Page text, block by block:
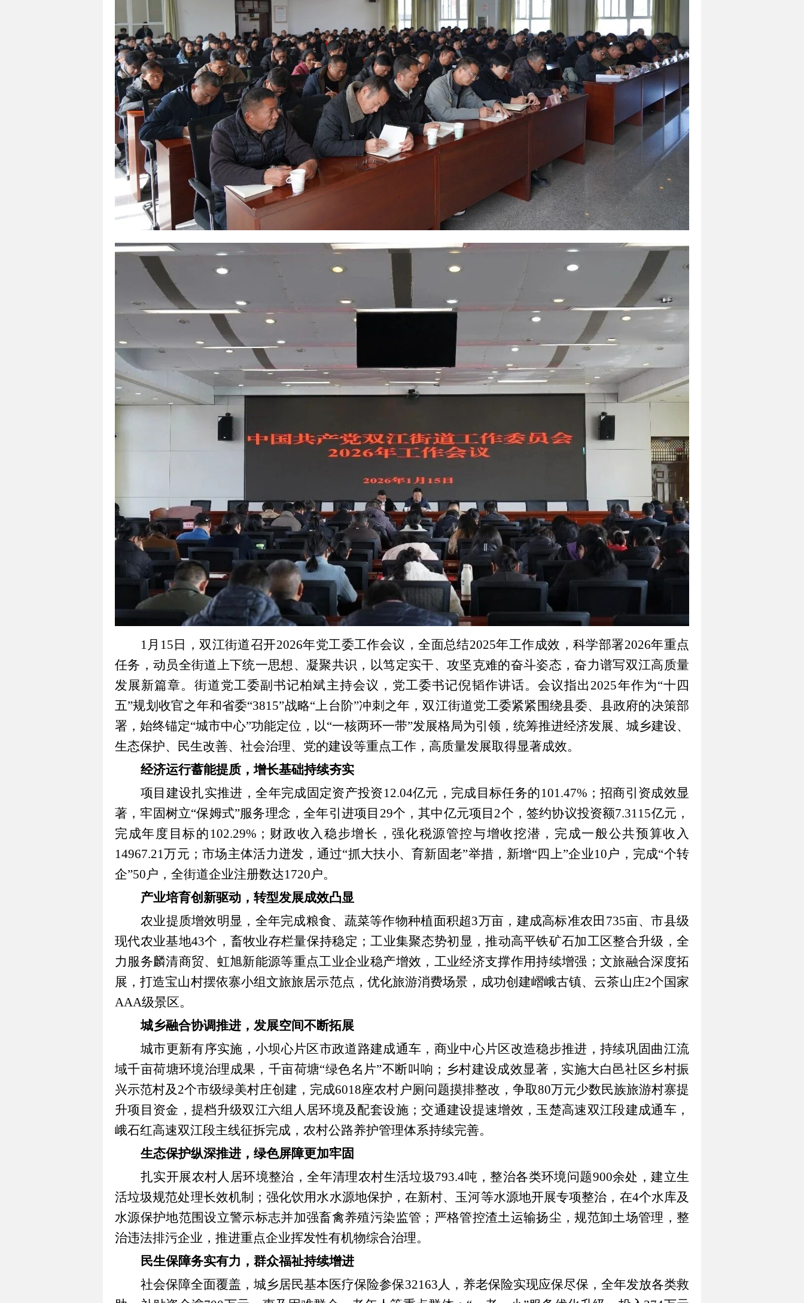
1月15日，双江街道召开2026年党工委工作会议，全面总结2025年工作成效，科学部署2026年重点
任务，动员全街道上下统一思想、凝聚共识，以笃定实干、攻坚克难的奋斗姿态，奋力谱写双江高质量
发展新篇章。街道党工委副书记柏斌主持会议，党工委书记倪韬作讲话。会议指出2025年作为“十四
五”规划收官之年和省委“3815”战略“上台阶”冲刺之年，双江街道党工委紧紧围绕县委、县政府的决策部
署，始终锚定“城市中心”功能定位，以“一核两环一带”发展格局为引领，统筹推进经济发展、城乡建设、
生态保护、民生改善、社会治理、党的建设等重点工作，高质量发展取得显著成效。
经济运行蓄能提质，增长基础持续夯实
项目建设扎实推进，全年完成固定资产投资12.04亿元，完成目标任务的101.47%；招商引资成效显
著，牢固树立“保姆式”服务理念，全年引进项目29个，其中亿元项目2个，签约协议投资额7.3115亿元，
完成年度目标的102.29%；财政收入稳步增长，强化税源管控与增收挖潜，完成一般公共预算收入
14967.21万元；市场主体活力迸发，通过“抓大扶小、育新固老”举措，新增“四上”企业10户，完成“个转
企”50户，全街道企业注册数达1720户。
产业培育创新驱动，转型发展成效凸显
农业提质增效明显，全年完成粮食、蔬菜等作物种植面积超3万亩，建成高标准农田735亩、市县级
现代农业基地43个，畜牧业存栏量保持稳定；工业集聚态势初显，推动高平铁矿石加工区整合升级，全
力服务麟清商贸、虹旭新能源等重点工业企业稳产增效，工业经济支撑作用持续增强；文旅融合深度拓
展，打造宝山村摆依寨小组文旅旅居示范点，优化旅游消费场景，成功创建嶍峨古镇、云茶山庄2个国家
AAA级景区。
城乡融合协调推进，发展空间不断拓展
城市更新有序实施，小坝心片区市政道路建成通车，商业中心片区改造稳步推进，持续巩固曲江流
域千亩荷塘环境治理成果，千亩荷塘“绿色名片”不断叫响；乡村建设成效显著，实施大白邑社区乡村振
兴示范村及2个市级绿美村庄创建，完成6018座农村户厕问题摸排整改，争取80万元少数民族旅游村寨提
升项目资金，提档升级双江六组人居环境及配套设施；交通建设提速增效，玉楚高速双江段建成通车，
峨石红高速双江段主线征拆完成，农村公路养护管理体系持续完善。
生态保护纵深推进，绿色屏障更加牢固
扎实开展农村人居环境整治，全年清理农村生活垃圾793.4吨，整治各类环境问题900余处，建立生
活垃圾规范处理长效机制；强化饮用水水源地保护，在新村、玉河等水源地开展专项整治，在4个水库及
水源保护地范围设立警示标志并加强畜禽养殖污染监管；严格管控渣土运输扬尘，规范卸土场管理，整
治违法排污企业，推进重点企业挥发性有机物综合治理。
民生保障务实有力，群众福祉持续增进
社会保障全面覆盖，城乡居民基本医疗保险参保32163人，养老保险实现应保尽保，全年发放各类救